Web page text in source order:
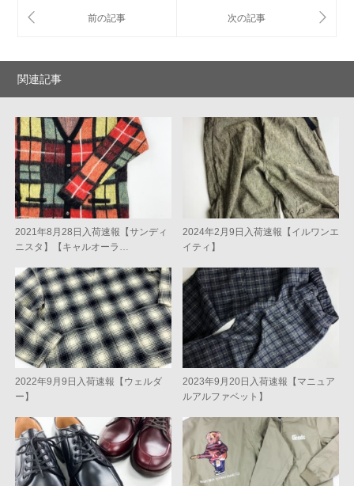
関連記事
2021年8月28日入荷速報【サンディ
ニスタ】【キャルオーラ…
2024年2月9日入荷速報【イルワンエ
イティ】
2022年9月9日入荷速報【ウェルダ
ー】
2023年9月20日入荷速報【マニュア
ルアルファベット】